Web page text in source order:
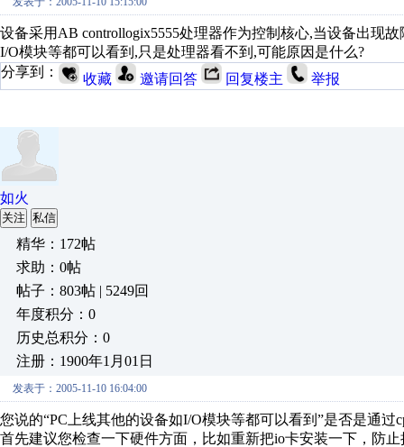
设备采用AB controllogix5555处理器作为控制核心,当设备出现
I/O模块等都可以看到,只是处理器看不到,可能原因是什么?
分享到：
收藏 邀请回答 回复楼主 举报
如火
关注 私信
精华：172帖
求助：0帖
帖子：803帖 | 5249回
年度积分：0
历史总积分：0
注册：1900年1月01日
发表于：2005-11-10 16:04:00
您说的“PC上线其他的设备如I/O模块等都可以看到”是否是通
首先建议您检查一下硬件方面，比如重新把io卡安装一下，防